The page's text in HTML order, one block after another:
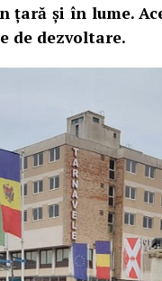
țară și în lume.
de dezvoltare.